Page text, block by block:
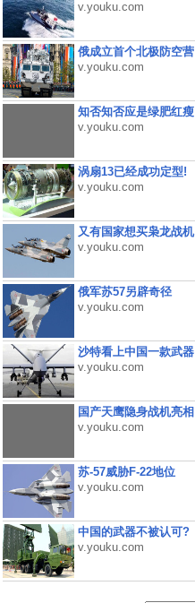
v.youku.com
俄成立首个北极防空营
v.youku.com
知否知否应是绿肥红瘦
v.youku.com
涡扇13已经成功定型!
v.youku.com
又有国家想买枭龙战机
v.youku.com
俄军苏57另辟奇径
v.youku.com
沙特看上中国一款武器
v.youku.com
国产天鹰隐身战机亮相
v.youku.com
苏-57威胁F-22地位
v.youku.com
中国的武器不被认可?
v.youku.com